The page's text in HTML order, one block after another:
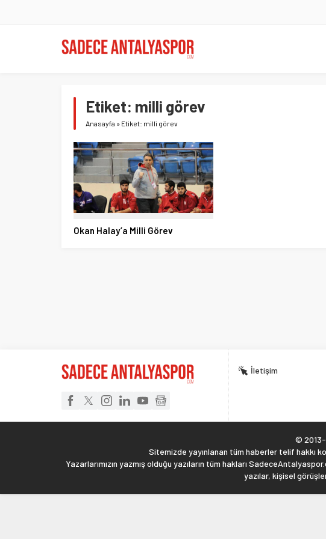
Etiket: milli görev
Anasayfa » Etiket: milli görev
Okan Halay’a Milli Görev
İletişim
© 2013-
Sitemizde yayınlanan tüm haberler telif hakkı
Yazarlarımızın yazmış olduğu yazıların tüm hakları
yazılar, kişisel